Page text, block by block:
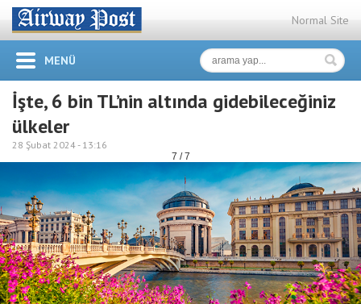
Normal Site
MENÜ
İşte, 6 bin TL’nin altında gidebileceğiniz
ülkeler
28 Şubat 2024 - 13:16
7 / 7